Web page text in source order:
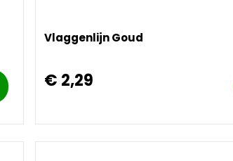
Vlaggenlijn Goud
€ 2,29